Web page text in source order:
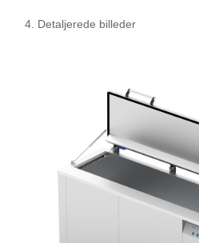
4. Detaljerede billeder